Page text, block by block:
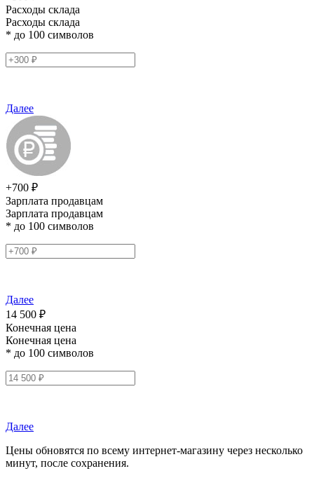
Расходы склада
Расходы склада
* до 100 символов
Далее
+700 ₽
Зарплата продавцам
Зарплата продавцам
* до 100 символов
Далее
14 500 ₽
Конечная цена
Конечная цена
* до 100 символов
Далее
Цены обновятся по всему интернет-магазину через несколько
минут, после сохранения.